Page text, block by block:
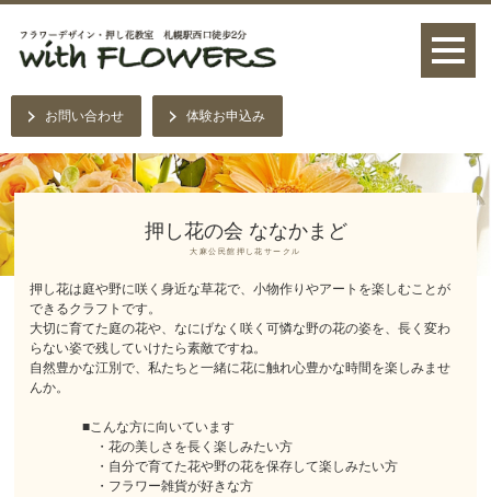
お問い合わせ 体験お申込み
押し花の会 ななかまど
大麻公民館押し花サークル
押し花は庭や野に咲く身近な草花で、小物作りやアートを楽しむことが
できるクラフトです。
大切に育てた庭の花や、なにげなく咲く可憐な野の花の姿を、長く変わ
らない姿で残していけたら素敵ですね。
自然豊かな江別で、私たちと一緒に花に触れ心豊かな時間を楽しみませ
んか。
■こんな方に向いています
・花の美しさを長く楽しみたい方
・自分で育てた花や野の花を保存して楽しみたい方
・フラワー雑貨が好きな方